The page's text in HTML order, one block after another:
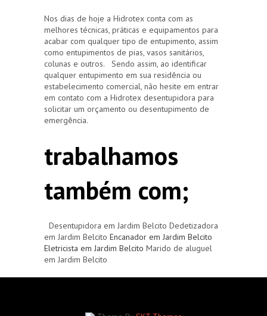
Nos dias de hoje a Hidrotex conta com as
melhores técnicas, práticas e equipamentos para
acabar com qualquer tipo de entupimento, assim
como entupimentos de pias, vasos sanitários,
colunas e outros. Sendo assim, ao identificar
qualquer entupimento em sua residência ou
estabelecimento comercial, não hesite em entrar
em contato com a Hidrotex desentupidora para
solicitar um orçamento ou desentupimento de
emergência.
trabalhamos
também com;
Desentupidora em Jardim Belcito Dedetizadora
em Jardim Belcito Encanador em Jardim Belcito
Eletricista em Jardim Belcito Marido de aluguel
em Jardim Belcito